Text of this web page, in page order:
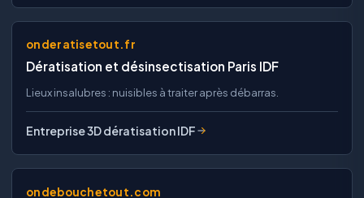
onderatisetout.fr
Dératisation et désinsectisation Paris IDF
Lieux insalubres : nuisibles à traiter après débarras.
Entreprise 3D dératisation IDF
ondebouchetout.com